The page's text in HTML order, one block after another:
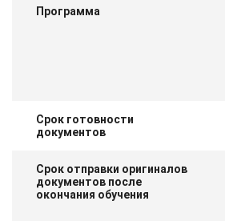
Программа
Срок готовности
документов
Срок отправки оригиналов
документов после
окончания обучения